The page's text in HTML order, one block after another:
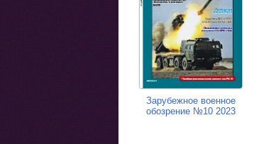
Зарубежное военное
обозрение №10 2023